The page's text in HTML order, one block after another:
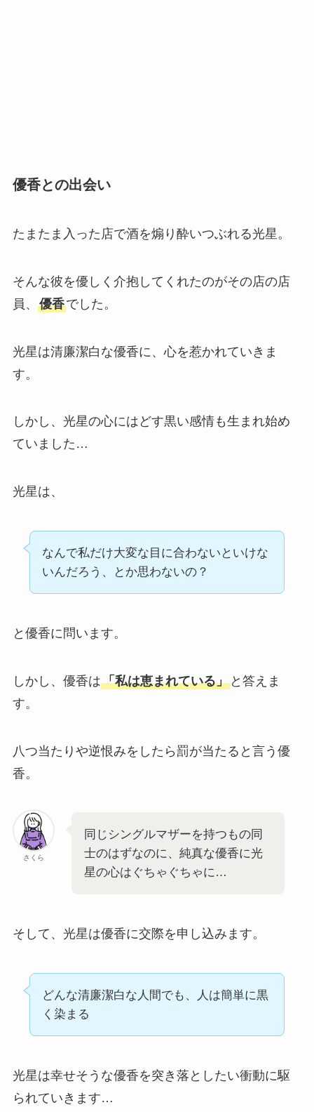
優香との出会い
たまたま入った店で酒を煽り酔いつぶれる光星。
そんな彼を優しく介抱してくれたのがその店の店
員、 優香でした。
光星は清廉潔白な優香に、心を惹かれていきま
す。
しかし、光星の心にはどす黒い感情も生まれ始め
ていました…
光星は、
なんで私だけ大変な目に合わないといけな
いんだろう、とか思わないの？
と優香に問います。
しかし、優香は「私は恵まれている」と答えま
す。
八つ当たりや逆恨みをしたら罰が当たると言う優
香。
さくら
同じシングルマザーを持つもの同
士のはずなのに、純真な優香に光
星の心はぐちゃぐちゃに…
そして、光星は優香に交際を申し込みます。
どんな清廉潔白な人間でも、人は簡単に黒
く染まる
光星は幸せそうな優香を突き落としたい衝動に駆
られていきます…